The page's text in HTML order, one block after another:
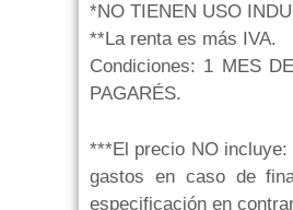
*NO TIENEN USO
**La renta es más IVA.
Condiciones: 1 MES
PAGARÉS.
***El precio NO
gastos en caso de
especificación en